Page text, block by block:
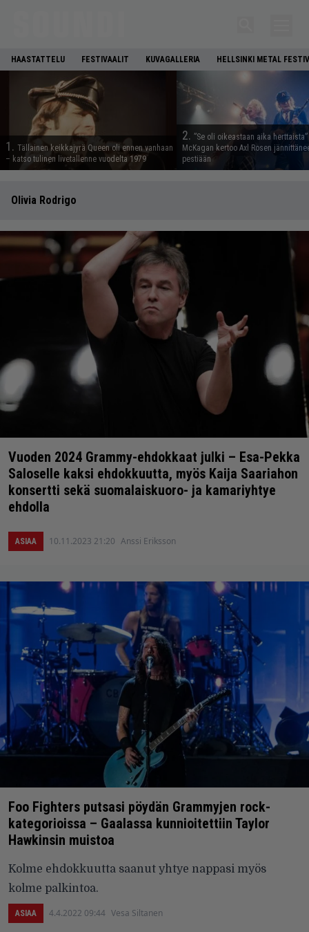
HAASTATTELU FESTIVAALIT KUVAGALLERIA HELLSINKI METAL
1. Tällainen keikkajyrä Queen oli ennen vanhaan
– katso tulinen livetallenne vuodelta 1979
2. ”Se oli oikeastaan aika
McKagan kertoo Axl Rosen
pestiään
Olivia Rodrigo
Vuoden 2024 Grammy-ehdokkaat julki – Esa-Pekka
Saloselle kaksi ehdokkuutta, myös Kaija Saariahon
konsertti sekä suomalaiskuoro- ja kamariyhtye
ehdolla
ASIAA 10.11.2023 21:20 Anssi Eriksson
Foo Fighters putsasi pöydän Grammyjen rock-
kategorioissa – Gaalassa kunnioitettiin Taylor
Hawkinsin muistoa
Kolme ehdokkuutta saanut yhtye nappasi myös
kolme palkintoa.
ASIAA 4.4.2022 09:44 Vesa Siltanen